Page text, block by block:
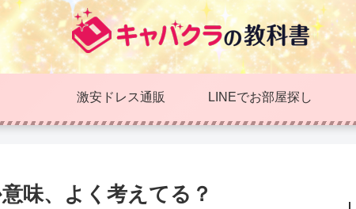
激安ドレス通販 LINEでお部屋探し
味、よく考えてる？